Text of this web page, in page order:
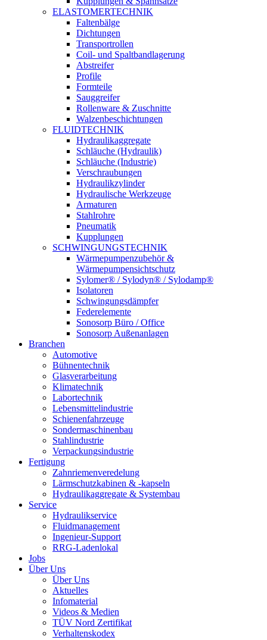
ELASTOMERTECHNIK
Faltenbälge
Dichtungen
Transportrollen
Coil- und Spaltbandlagerung
Abstreifer
Profile
Formteile
Sauggreifer
Rollenware & Zuschnitte
Walzenbeschichtungen
FLUIDTECHNIK
Hydraulikaggregate
Schläuche (Hydraulik)
Schläuche (Industrie)
Verschraubungen
Hydraulikzylinder
Hydraulische Werkzeuge
Armaturen
Stahlrohre
Pneumatik
Kupplungen
SCHWINGUNGSTECHNIK
Wärmepumpenzubehör &
Wärmepumpensichtschutz
Sylomer® / Sylodyn® / Sylodamp®
Isolatoren
Schwingungsdämpfer
Federelemente
Sonosorp Büro / Office
Sonosorp Außenanlagen
Branchen
Automotive
Bühnentechnik
Glasverarbeitung
Klimatechnik
Labortechnik
Lebensmittelindustrie
Schienenfahrzeuge
Sondermaschinenbau
Stahlindustrie
Verpackungsindustrie
Fertigung
Zahnriemenveredelung
Lärmschutzkabinen & -kapseln
Hydraulikaggregate & Systembau
Service
Hydraulikservice
Fluidmanagement
Ingenieur-Support
RRG-Ladenlokal
Jobs
Über Uns
Über Uns
Aktuelles
Infomaterial
Videos & Medien
TÜV Nord Zertifikat
Verhaltenskodex